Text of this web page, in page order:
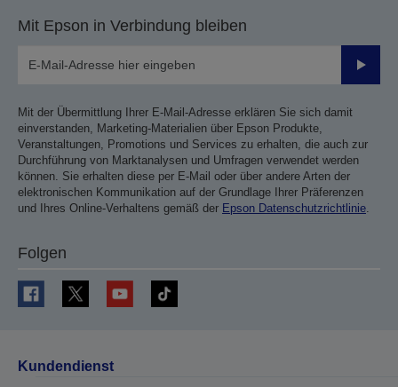
Mit Epson in Verbindung bleiben
Mit der Übermittlung Ihrer E-Mail-Adresse erklären Sie sich damit
einverstanden, Marketing-Materialien über Epson Produkte,
Veranstaltungen, Promotions und Services zu erhalten, die auch zur
Durchführung von Marktanalysen und Umfragen verwendet werden
können. Sie erhalten diese per E-Mail oder über andere Arten der
elektronischen Kommunikation auf der Grundlage Ihrer Präferenzen
und Ihres Online-Verhaltens gemäß der Epson Datenschutzrichtlinie
Folgen
Kundendienst